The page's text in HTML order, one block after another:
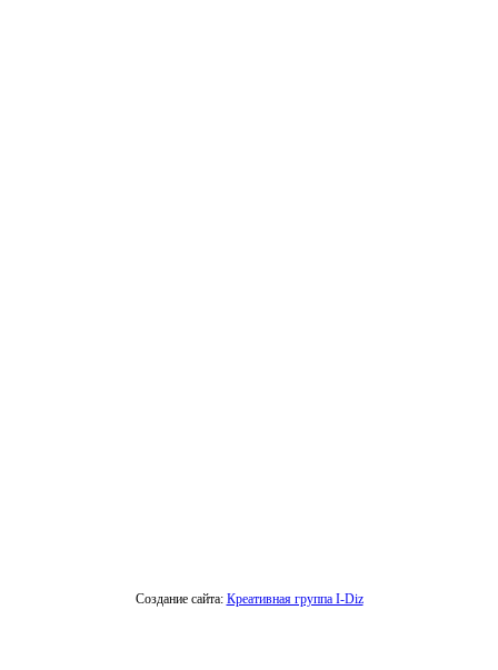
Создание сайта: Креативная группа I-Diz